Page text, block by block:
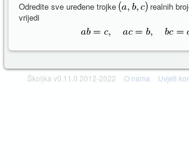
Odredite sve uređene trojke
realnih
vrijedi
Školjka v0.11.0 2012-2022 O nama Uvjeti